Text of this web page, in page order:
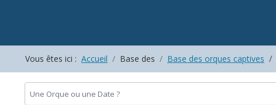
Vous êtes ici : Accueil Base des Base des orques captives